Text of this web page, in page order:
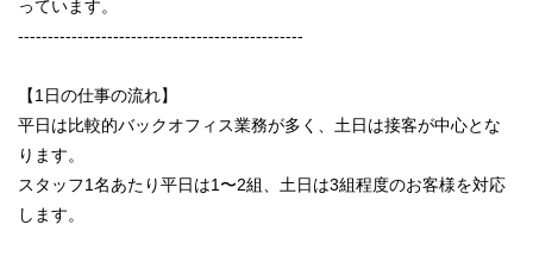
っています。
------------------------------------------------
【1日の仕事の流れ】
平日は比較的バックオフィス業務が多く、土日は接客が中心とな
ります。
スタッフ1名あたり平日は1〜2組、土日は3組程度のお客様を対応
します。